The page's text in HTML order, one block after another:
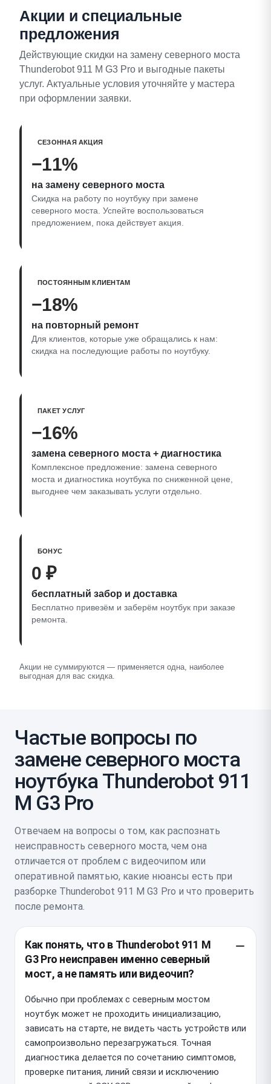
Акции и специальные
предложения
Действующие скидки на замену северного моста
Thunderobot 911 M G3 Pro и выгодные пакеты
услуг. Актуальные условия уточняйте у мастера
при оформлении заявки.
СЕЗОННАЯ АКЦИЯ
−11%
на замену северного моста
Скидка на работу по ноутбуку при замене
северного моста. Успейте воспользоваться
предложением, пока действует акция.
ПОСТОЯННЫМ КЛИЕНТАМ
−18%
на повторный ремонт
Для клиентов, которые уже обращались к нам:
скидка на последующие работы по ноутбуку.
ПАКЕТ УСЛУГ
−16%
замена северного моста + диагностика
Комплексное предложение: замена северного
моста и диагностика ноутбука по сниженной цене,
выгоднее чем заказывать услуги отдельно.
БОНУС
0 ₽
бесплатный забор и доставка
Бесплатно привезём и заберём ноутбук при заказе
ремонта.
Акции не суммируются — применяется одна, наиболее
выгодная для вас скидка.
Частые вопросы по
замене северного моста
ноутбука Thunderobot 911
M G3 Pro
Отвечаем на вопросы о том, как распознать
неисправность северного моста, чем она
отличается от проблем с видеочипом или
оперативной памятью, какие нюансы есть при
разборке Thunderobot 911 M G3 Pro и что проверить
после ремонта.
Как понять, что в Thunderobot 911 M
G3 Pro неисправен именно северный
мост, а не память или видеочип?
Обычно при проблемах с северным мостом
ноутбук может не проходить инициализацию,
зависать на старте, не видеть часть устройств или
самопроизвольно перезагружаться. Точная
диагностика делается по сочетанию симптомов,
проверке питания, линий связи и исключению